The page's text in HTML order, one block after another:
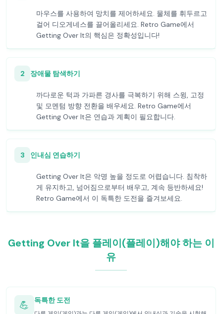
마우스를 사용하여 망치를 제어하세요. 물체를 휘두르고
걸어 디오게네스를 끌어올리세요. Retro Game에서
Getting Over It의 핵심은 정확성입니다!
2 장애물 탐색하기
까다로운 턱과 가파른 경사를 극복하기 위해 스윙, 고정
및 모멘텀 방향 전환을 배우세요. Retro Game에서
Getting Over It은 연습과 계획이 필요합니다.
3 인내심 연습하기
Getting Over It은 악명 높을 정도로 어렵습니다. 침착하
게 유지하고, 넘어짐으로부터 배우고, 계속 등반하세요!
Retro Game에서 이 독특한 도전을 즐겨보세요.
Getting Over It을 플레이(플레이)해야 하는 이
유
💪 독특한 도전